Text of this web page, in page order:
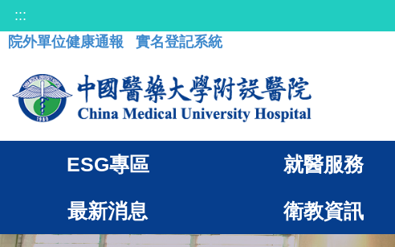
:::
院外單位健康通報
實名登記系統
ESG專區 就醫服務
最新消息 衛教資訊